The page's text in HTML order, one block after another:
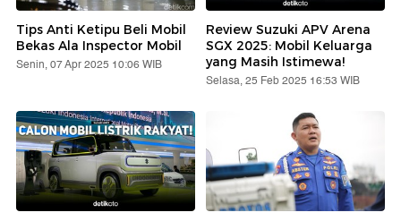
Tips Anti Ketipu Beli Mobil
Bekas Ala Inspector Mobil
Senin, 07 Apr 2025 10:06 WIB
Review Suzuki APV Arena
SGX 2025: Mobil Keluarga
yang Masih Istimewa!
Selasa, 25 Feb 2025 16:53 WIB